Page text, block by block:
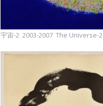
宇宙-2 2003-2007 The Universe-2